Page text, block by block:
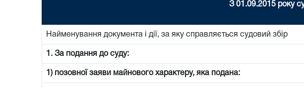
З 01.09.2015 року
Найменування документа і дії, за яку справляється судовий збір
1. За подання до суду:
1) позовної заяви майнового характеру, яка подана: